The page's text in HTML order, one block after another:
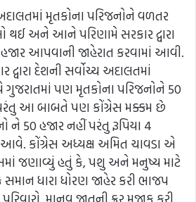
મૃતકોના પરિજનોને વળતર
અને આને પરિણામે સરકાર દ્વારા
આપવાની જાહેરાત કરવામાં આવી.
દેશની સર્વોચ્ચ અદાલતમાં
પણ મૃતકોના પરિજનોને 50
આ બાબતે પણ કોંગ્રેસ મક્કમ છે
ને 50 હજાર નહીં પરંતુ રૂપિયા 4
કોંગ્રેસ અધ્યક્ષ અમિત ચાવડા એ
જણાવ્યું હતું કે, પશુ અને મનુષ્ય માટે
ધારા ધોરણ જાહેર કરી ભાજપ